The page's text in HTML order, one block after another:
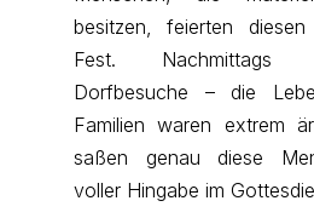
besitzen, feierten
Fest. Nachmittags
Dorfbesuche – die
Familien waren extrem
saßen genau diese
voller Hingabe im